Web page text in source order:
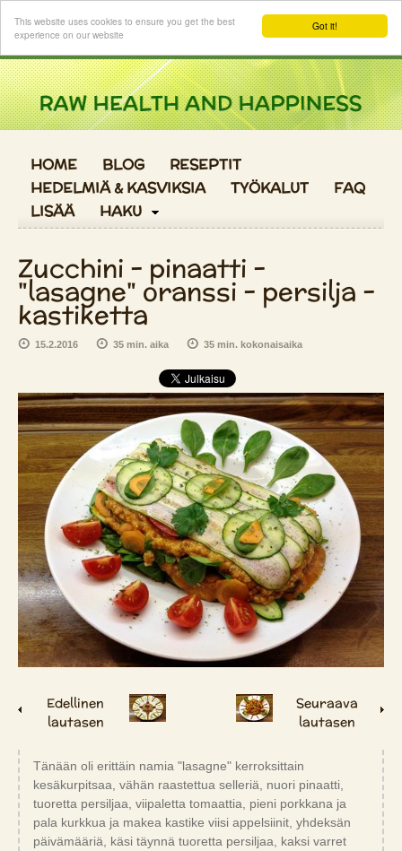
Got it!
This website uses cookies to ensure you get the best
experience on our website
Kirjaudu sisään
HOME BLOG
RESEPTIT
HEDELMIÄ & KASVIKSIA
TYÖKALUT
FAQ
LISÄÄ
HAKU
Zucchini - pinaatti -
"lasagne" oranssi - persilja -
kastiketta
15.2.2016 35 min. aika 35 min. kokonaisaika
Edellinen
lautasen
Seuraava
lautasen
Tänään oli erittäin namia "lasagne" kerroksittain
kesäkurpitsaa, vähän raastettua selleriä, nuori pinaatti,
tuoretta persiljaa, viipaletta tomaattia, pieni porkkana ja
pala kurkkua ja makea kastike viisi appelsiinit, yhdeksän
päivämääriä, käsi täynnä tuoretta persiljaa, kaksi varret